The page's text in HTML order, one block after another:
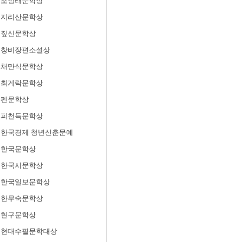
지리산문학상
짚신문학상
창비장편소설상
채만식문학상
최계락문학상
펜문학상
피천득문학상
한국경제 청년신춘문예
한국문학상
한국시문학상
한국일보문학상
한무숙문학상
현구문학상
현대수필문학대상